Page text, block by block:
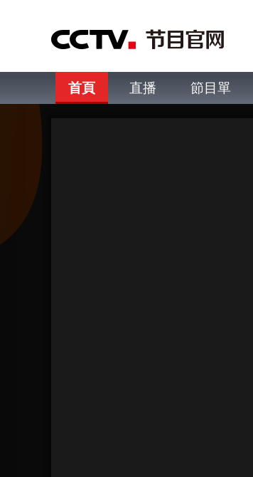
首頁 直播 節目單